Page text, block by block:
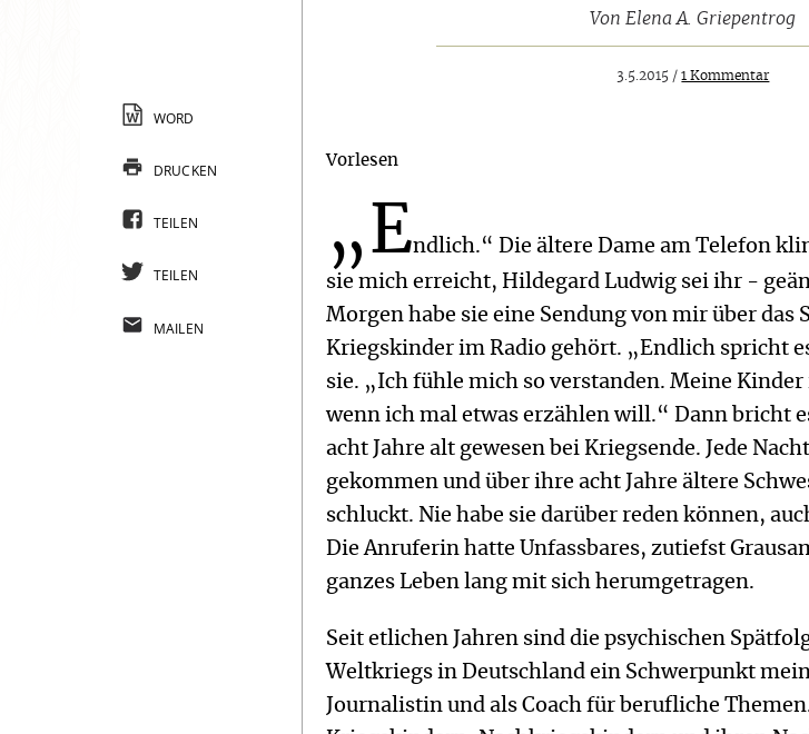
Von Elena A. Griepentrog
3.5.2015 /1 Kommentar
Vorlesen
„Endlich.“ Die ältere Dame am Telefon
sie mich erreicht, Hildegard Ludwig sei ihr -
Morgen habe sie eine Sendung von mir über das
Kriegskinder im Radio gehört. „Endlich spricht
sie. „Ich fühle mich so verstanden. Meine
wenn ich mal etwas erzählen will.“ Dann bricht
acht Jahre alt gewesen bei Kriegsende. Jede
gekommen und über ihre acht Jahre ältere
schluckt. Nie habe sie darüber reden können,
Die Anruferin hatte Unfassbares, zutiefst
ganzes Leben lang mit sich herumgetragen.
Seit etlichen Jahren sind die psychischen
Weltkriegs in Deutschland ein Schwerpunkt
Journalistin und als Coach für berufliche
WORD
DRUCKEN
TEILEN
TEILEN
MAILEN